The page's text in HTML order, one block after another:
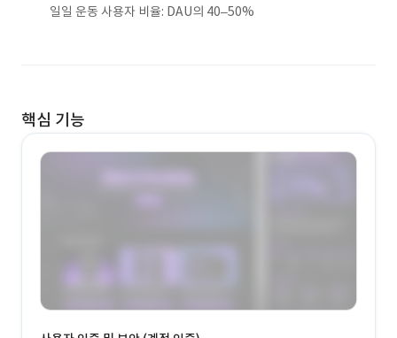
일일 운동 사용자 비율: DAU의 40–50%
핵심 기능